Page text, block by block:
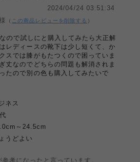
2024/04/24 03:51:34
（ この商品レビューを削除する ）
ので試しにと購入してみたら大正解
レディースの靴下は少し短くて、か
スでは膝がもたつくので困っていま
丈なのでどちらの問題も解消されま
たので別の色も購入してみたいで
ネス
～24.5cm
うどよい
参考になったと言っています。